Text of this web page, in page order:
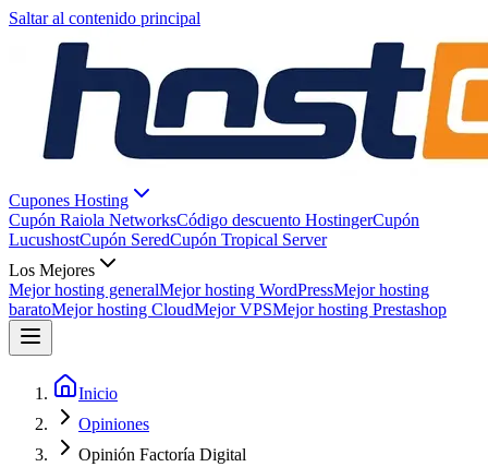
Saltar al contenido principal
Cupones Hosting
Cupón Raiola NetworksCódigo descuento HostingerCupón
LucushostCupón SeredCupón Tropical Server
Los Mejores
Mejor hosting generalMejor hosting WordPressMejor hosting
baratoMejor hosting CloudMejor VPSMejor hosting Prestashop
Inicio
Opiniones
Opinión Factoría Digital